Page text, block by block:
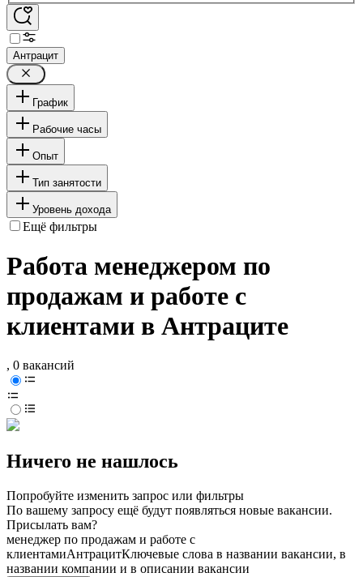
Антрацит
График
Рабочие часы
Опыт
Тип занятости
Уровень дохода
Ещё фильтры
Работа менеджером по
продажам и работе с
клиентами в Антраците
, 0 вакансий
Ничего не нашлось
Попробуйте изменить запрос или фильтры
По вашему запросу ещё будут появляться новые вакансии.
Присылать вам?
менеджер по продажам и работе с
клиентамиАнтрацитКлючевые слова в названии вакансии, в
названии компании и в описании вакансии